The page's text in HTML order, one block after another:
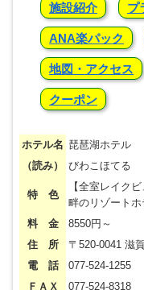
施設紹介 プ
ANA楽パック
地図・アクセス
クーポン
ホテル名 琵琶湖ホテル
（読み）
びわこほてる
特 色
【全室レイク
畔のリゾートホ
料 金
8550円～
住 所
〒520-0041 滋
電 話
077-524-1255
ＦＡＸ
077-524-8318